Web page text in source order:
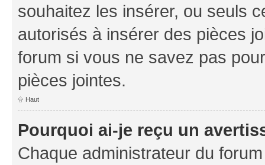
souhaitez les insérer, ou seuls
autorisés à insérer des pièces
forum si vous ne savez pas
pièces jointes.
Haut
Pourquoi ai-je reçu un
Chaque administrateur du